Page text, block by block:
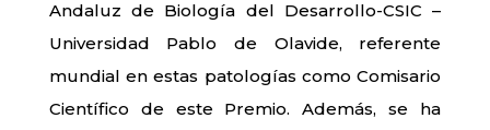
Andaluz de Biología del Desarrollo-CSIC –
Universidad Pablo de Olavide, referente
mundial en estas patologías como Comisario
Científico de este Premio. Además, se ha